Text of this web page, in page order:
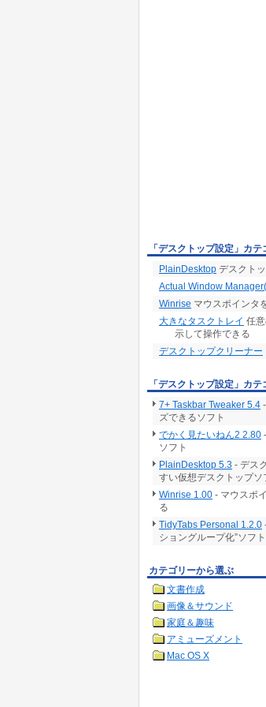
「デスクトップ設定」カ
PlainDesktop デスクト
Actual Window
Winrise マウスポインタ
大きなタスクトレイ 任
示して操作できる
デスクトップクリーナー
「デスクトップ設定」カ
7+ Taskbar Tweaker 5.4
ズできるソフト
でかく見たいねん2 2.80
ソフト
PlainDesktop 5.3 - デス
すい仮想デスクトップソ
Winrise 1.00 - マウスポ
る
TidyTabs Personal 1.2.0
ショングループ化”ソフト
カテゴリーから選ぶ
文書作成
画像＆サウンド
家庭＆趣味
アミューズメント
Mac OS X